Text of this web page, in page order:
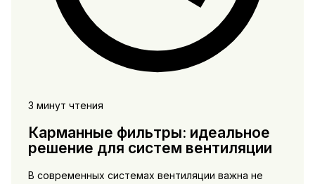
3 минут чтения
Карманные фильтры: идеальное
решение для систем вентиляции
В современных системах вентиляции важна не